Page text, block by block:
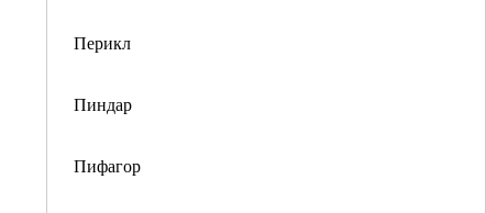
Перикл
Пиндар
Пифагор